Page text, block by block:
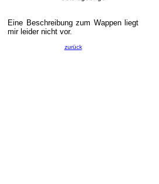
Eine Beschreibung zum Wappen liegt
mir leider nicht vor.
zurück